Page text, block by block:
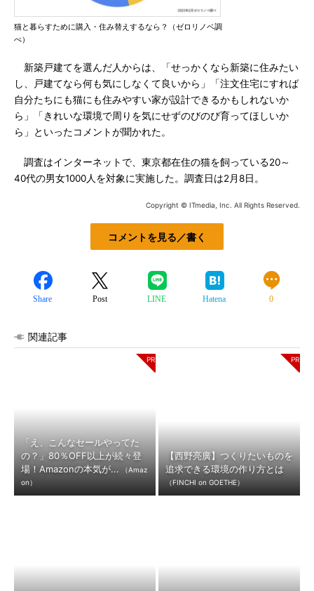
猫と暮らすために購入・住み替えするなら？（ゼロリノベ調
べ）
新築戸建てを選んだ人からは、「せっかくなら新築に住みたい
し、戸建てなら何も気にしなくて良いから」「注文住宅にすれば
自分たちにも猫にも住みやすい家が設計できるかもしれないか
ら」「きれいな環境で周りを気にせずのびのび育ってほしいか
ら」といったコメントが聞かれた。
調査はインターネットで、東京都在住の猫を飼っている20～
40代の男女1000人を対象に実施した。調査日は2月8日。
Copyright © ITmedia, Inc. All Rights Reserved.
コメントを見る／書く
Share Post LINE Hatena 0
関連記事
「え、こんなセールやってた
の？」80％OFF以上が続々登
場！Amazonの本気が...
（Amaz
on）
【西野亮廣】つくりたいものを
追求できる環境の作り方とは
（FINCHI on GOETHE）